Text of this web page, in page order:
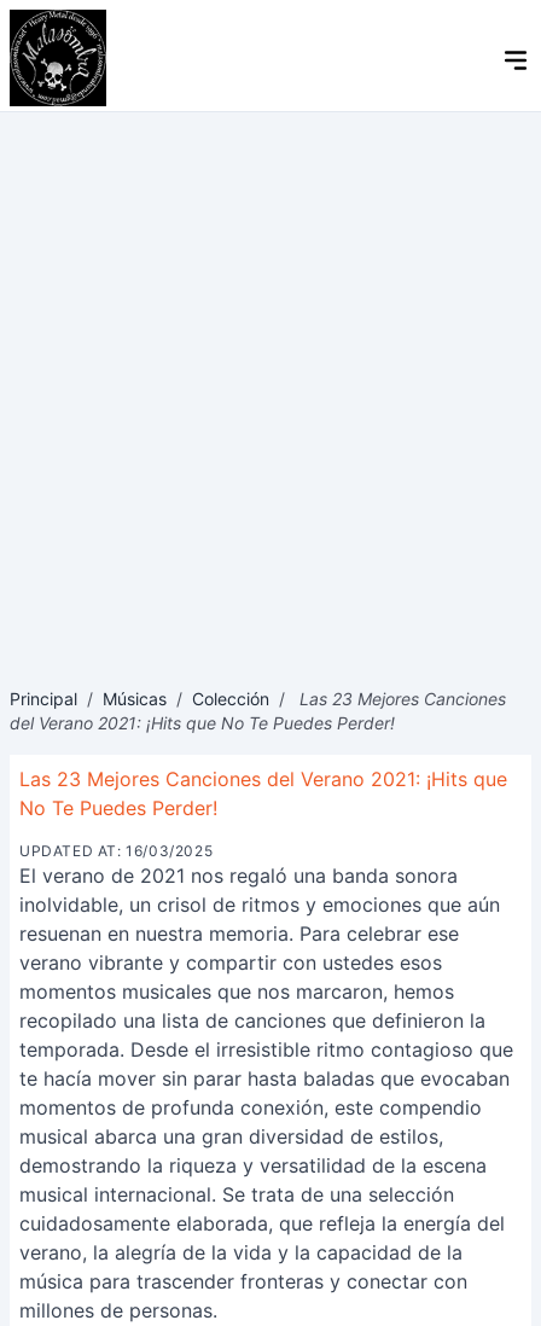
Principal / Músicas / Colección /
Las 23 Mejores Canciones
del Verano 2021: ¡Hits que No Te Puedes Perder!
Las 23 Mejores Canciones del Verano 2021: ¡Hits que
No Te Puedes Perder!
UPDATED AT: 16/03/2025
El verano de 2021 nos regaló una banda sonora
inolvidable, un crisol de ritmos y emociones que aún
resuenan en nuestra memoria. Para celebrar ese
verano vibrante y compartir con ustedes esos
momentos musicales que nos marcaron, hemos
recopilado una lista de canciones que definieron la
temporada. Desde el irresistible ritmo contagioso que
te hacía mover sin parar hasta baladas que evocaban
momentos de profunda conexión, este compendio
musical abarca una gran diversidad de estilos,
demostrando la riqueza y versatilidad de la escena
musical internacional. Se trata de una selección
cuidadosamente elaborada, que refleja la energía del
verano, la alegría de la vida y la capacidad de la
música para trascender fronteras y conectar con
millones de personas.